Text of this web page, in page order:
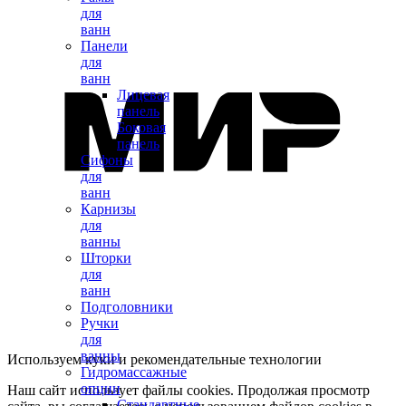
для
ванн
Панели
для
ванн
Лицевая
панель
Боковая
панель
Сифоны
для
ванн
Карнизы
для
ванны
Шторки
для
ванн
Подголовники
Ручки
для
ванны
Гидромассажные
опции
Используем куки и рекомендательные технологии
Наш сайт использует файлы cookies. Продолжая просмотр